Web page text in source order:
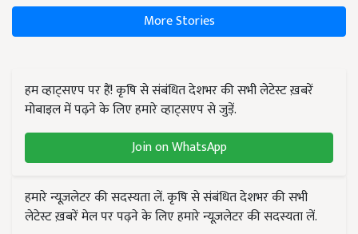
More Stories
हम व्हाट्सएप पर हैं! कृषि से संबंधित देशभर की सभी लेटेस्ट ख़बरें
मोबाइल में पढ़ने के लिए हमारे व्हाट्सएप से जुड़ें.
Join on WhatsApp
हमारे न्यूज़लेटर की सदस्यता लें. कृषि से संबंधित देशभर की सभी
लेटेस्ट ख़बरें मेल पर पढ़ने के लिए हमारे न्यूज़लेटर की सदस्यता लें.